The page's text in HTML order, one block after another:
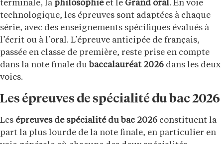
terminale, la philosophieet le Grand oral. En voie
technologique, les épreuves sont adaptées à chaque
série, avec des enseignements spécifiques évalués à
l’écrit ou à l’oral. L’épreuve anticipée de français,
passée en classe de première, reste prise en compte
dans la note finale du baccalauréat 2026 dans les deux
voies.
Les épreuves de spécialité du bac 2026
Les épreuves de spécialité du bac 2026 constituent la
part la plus lourde de la note finale, en particulier en